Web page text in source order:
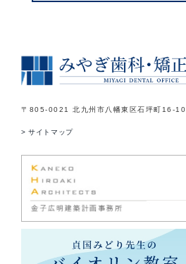
〒805-0021 北九州市八幡東区石坪町16-10
> サイトマップ